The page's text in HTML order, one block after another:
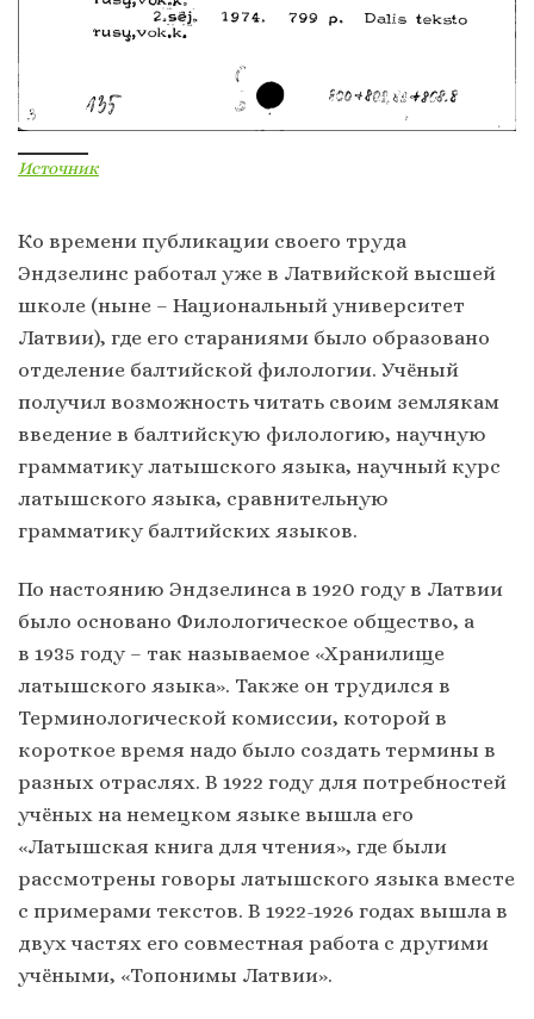
Источник
Ко времени публикации своего труда
Эндзелинс работал уже в Латвийской высшей
школе (ныне – Национальный университет
Латвии), где его стараниями было образовано
отделение балтийской филологии. Учёный
получил возможность читать своим землякам
введение в балтийскую филологию, научную
грамматику латышского языка, научный курс
латышского языка, сравнительную
грамматику балтийских языков.
По настоянию Эндзелинса в 1920 году в Латвии
было основано Филологическое общество, а
в 1935 году – так называемое «Хранилище
латышского языка». Также он трудился в
Терминологической комиссии, которой в
короткое время надо было создать термины в
разных отраслях. В 1922 году для потребностей
учёных на немецком языке вышла его
«Латышская книга для чтения», где были
рассмотрены говоры латышского языка вместе
с примерами текстов. В 1922-1926 годах вышла в
двух частях его совместная работа с другими
учёными, «Топонимы Латвии».